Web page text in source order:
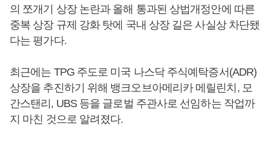
의 쪼개기 상장 논란과 올해 통과된 상법개정안에 따른
중복 상장 규제 강화 탓에 국내 상장 길은 사실상 차단됐
다는 평가다.
최근에는 TPG 주도로 미국 나스닥 주식예탁증서(ADR)
상장을 추진하기 위해 뱅크오브아메리카 메릴린치, 모
간스탠리, UBS 등을 글로벌 주관사로 선임하는 작업까
지 마친 것으로 알려졌다.